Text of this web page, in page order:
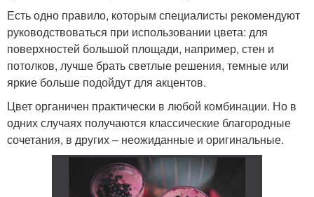
Есть одно правило, которым специалисты рекомендуют
руководствоваться при использовании цвета: для
поверхностей большой площади, например, стен и
потолков, лучше брать светлые решения, темные или
яркие больше подойдут для акцентов.
Цвет органичен практически в любой комбинации. Но в
одних случаях получаются классические благородные
сочетания, в других – неожиданные и оригинальные.